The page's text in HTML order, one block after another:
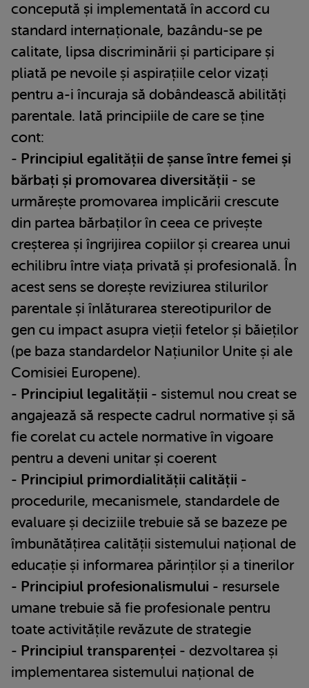
concepută și implementată în accord cu
standard internaționale, bazându-se pe
calitate, lipsa discriminării și participare și
pliată pe nevoile și aspirațiile celor vizați
pentru a-i încuraja să dobândească abilități
parentale. Iată principiile de care se ține
cont:
- Principiul egalității de șanse între femei și
bărbați și promovarea diversității - se
urmărește promovarea implicării crescute
din partea bărbaților în ceea ce privește
creșterea și îngrijirea copiilor și crearea unui
echilibru între viața privată și profesională. În
acest sens se dorește reviziurea stilurilor
parentale și înlăturarea stereotipurilor de
gen cu impact asupra vieții fetelor și băieților
(pe baza standardelor Națiunilor Unite și ale
Comisiei Europene).
- Principiul legalității - sistemul nou creat se
angajează să respecte cadrul normative și să
fie corelat cu actele normative în vigoare
pentru a deveni unitar și coerent
- Principiul primordialității calității -
procedurile, mecanismele, standardele de
evaluare și deciziile trebuie să se bazeze pe
îmbunătățirea calității sistemului național de
educație și informarea părinților și a tinerilor
- Principiul profesionalismului - resursele
umane trebuie să fie profesionale pentru
toate activitățile revăzute de strategie
- Principiul transparenței - dezvoltarea și
implementarea sistemului național de